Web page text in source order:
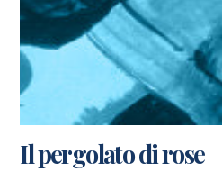
Il pergolato di rose